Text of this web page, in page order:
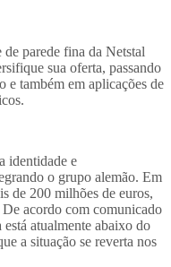
de parede fina da Netstal
sua oferta, passando
e também em aplicações de
identidade e
o grupo alemão. Em
de 200 milhões de euros,
acordo com comunicado
atualmente abaixo do
a situação se reverta nos